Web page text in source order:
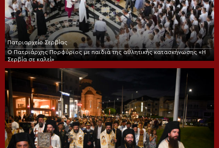
Πατριαρχείο Σερβίας
Ο Πατριάρχης Πορφύριος με παιδιά της αθλητικής κατασκήνωσης «Η
Σερβία σε καλεί»